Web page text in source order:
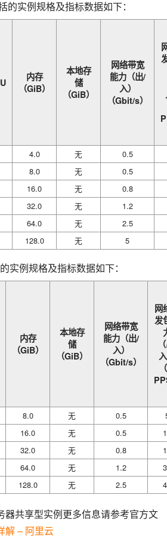
的实例规格及指标数据如下：
内存
（GiB）
本地存
储
（GiB）
网络带宽
能力（出/
入）
（Gbit/s）
4.0 无
0.5
8.0 无
0.5
16.0 无
0.8
32.0 无
1.2
64.0 无
2.5
128.0 无 5
实例规格及指标数据如下：
内存
（GiB）
本地存
储
（GiB）
网络带宽
能力（出/
入）
（Gbit/s）
网
发
8.0 无 0.5
16.0 无 0.5
32.0 无 0.8
64.0 无 1.2
128.0 无 2.5
器共享型实例更多信息请参考官方文
解 – 阿里云